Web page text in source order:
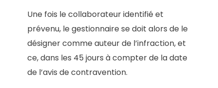
Une fois le collaborateur identifié et
prévenu, le gestionnaire se doit alors de le
désigner comme auteur de l’infraction, et
ce, dans les 45 jours à compter de la date
de l’avis de contravention.